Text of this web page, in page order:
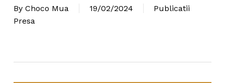
By Choco Mua 19/02/2024
Publicatii
Presa